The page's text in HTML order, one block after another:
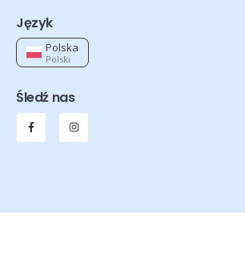
Język
Polska
Polski
Śledź nas